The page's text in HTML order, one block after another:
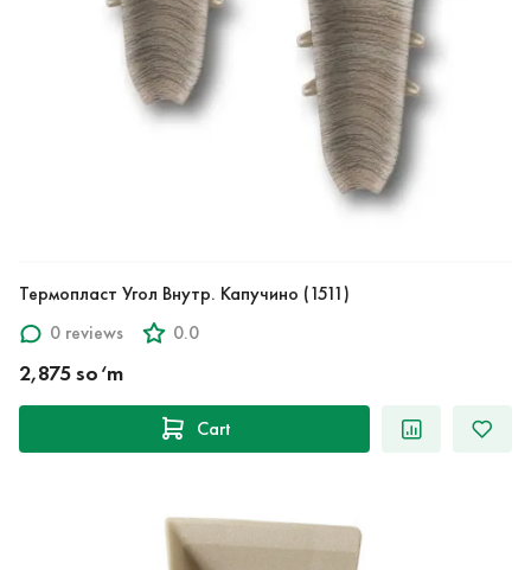
Термопласт Угол Внутр. Капучино (1511)
0 reviews
0.0
2,875 so‘m
Cart